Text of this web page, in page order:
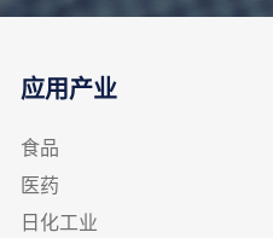
应用产业
食品
医药
日化工业